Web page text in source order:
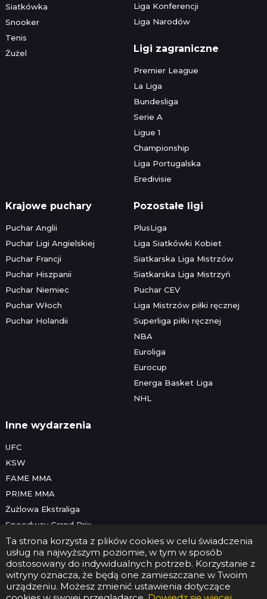
Ta strona korzysta z plików cookies w celu świadczenia
usług na najwyższym poziomie, w tym w sposób
dostosowany do indywidualnych potrzeb. Korzystanie z
witryny oznacza, że będą one zamieszczane w Twoim
urządzeniu. Możesz zmienić ustawienia dotyczące
Siatkówka
Snooker
Tenis
Żużel
Liga Konferencji
Liga Narodów
Ligi zagraniczne
Premier League
La Liga
Bundesliga
Serie A
Ligue 1
Championship
Liga Portugalska
Eredivisie
Krajowe puchary
Puchar Anglii
Puchar Ligi Angielskiej
Puchar Francji
Puchar Hiszpanii
Puchar Niemiec
Puchar Włoch
Puchar Holandii
Pozostałe ligi
PlusLiga
Liga Siatkówki Kobiet
Siatkarska Liga Mistrzów
Siatkarska Liga Mistrzyń
Puchar CEV
Liga Mistrzów piłki ręcznej
Superliga piłki ręcznej
NBA
Euroliga
Eurocup
Energa Basket Liga
NHL
Inne wydarzenia
UFC
KSW
FAME MMA
PRIME MMA
Żużlowa Ekstraliga
Speedway Grand Prix
Skoki narciarskie
Copyright © 2026 Futbolwtv.pl
Kontakt •Reklama•Polityka prywatności